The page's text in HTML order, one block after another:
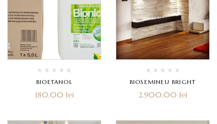
BIOETANOL
180,00 lei
BIOSEMINEU BRIGHT
2.900,00 lei